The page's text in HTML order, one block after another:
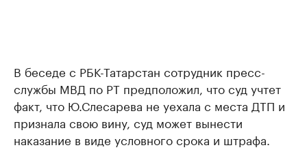
В беседе с РБК-Татарстан сотрудник пресс-
службы МВД по РТ предположил, что суд учтет
факт, что Ю.Слесарева не уехала с места ДТП и
признала свою вину, суд может вынести
наказание в виде условного срока и штрафа.